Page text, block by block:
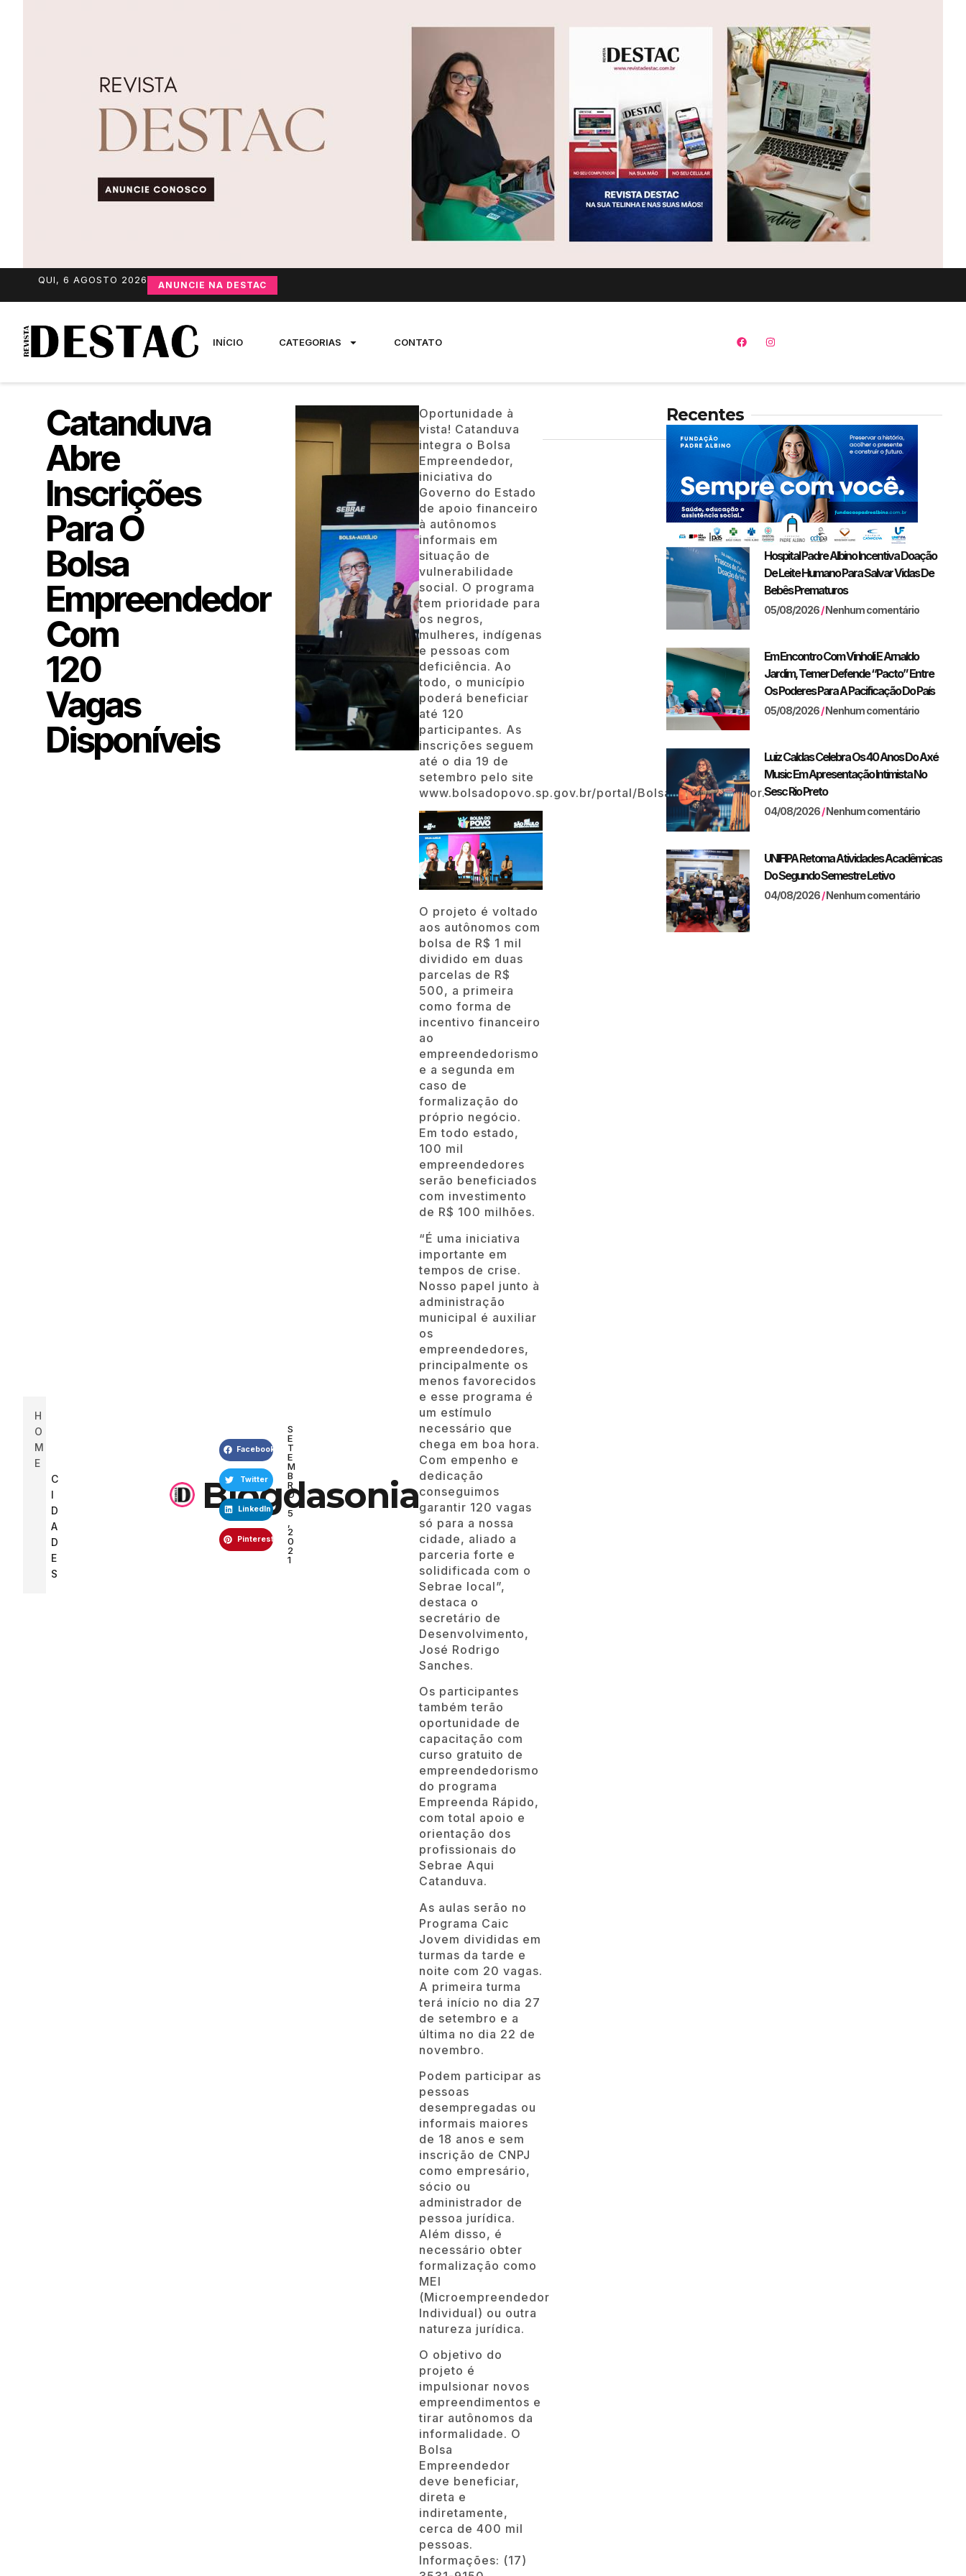
QUI, 6 AGOSTO 2026 ANUNCIE NA DESTAC
INÍCIO CATEGORIAS CONTATO
H
O
M
E
C
I
D
A
D
E
S
Catanduva
Abre
Inscrições
Para O
Bolsa
Empreendedor
Com
120
Vagas
Disponíveis
Blogdasonia
Facebook
Twitter
LinkedIn
Pinterest
S
E
T
E
M
B
R
O
1
5
2
0
2
1
Oportunidade à
vista! Catanduva
integra o Bolsa
Empreendedor,
iniciativa do
Governo do Estado
de apoio financeiro
à autônomos
informais em
situação de
vulnerabilidade
social. O programa
tem prioridade para
os negros,
mulheres, indígenas
e pessoas com
deficiência. Ao
todo, o município
poderá beneficiar
até 120
participantes. As
inscrições seguem
até o dia 19 de
setembro pelo site
www.bolsadopovo.sp.gov.br/portal/BolsaEmpreendedor.
O projeto é voltado
aos autônomos com
bolsa de R$ 1 mil
dividido em duas
parcelas de R$
500, a primeira
como forma de
incentivo financeiro
ao
empreendedorismo
e a segunda em
caso de
formalização do
próprio negócio.
Em todo estado,
100 mil
empreendedores
serão beneficiados
com investimento
de R$ 100 milhões.
“É uma iniciativa
importante em
tempos de crise.
Nosso papel junto à
administração
municipal é auxiliar
os
empreendedores,
principalmente os
menos favorecidos
e esse programa é
um estímulo
necessário que
chega em boa hora.
Com empenho e
dedicação
conseguimos
garantir 120 vagas
só para a nossa
cidade, aliado a
parceria forte e
solidificada com o
Sebrae local”,
destaca o
secretário de
Desenvolvimento,
José Rodrigo
Sanches.
Os participantes
também terão
oportunidade de
capacitação com
curso gratuito de
empreendedorismo
do programa
Empreenda Rápido,
com total apoio e
orientação dos
profissionais do
Sebrae Aqui
Catanduva.
As aulas serão no
Programa Caic
Jovem divididas em
turmas da tarde e
noite com 20 vagas.
A primeira turma
terá início no dia 27
de setembro e a
última no dia 22 de
novembro.
Podem participar as
pessoas
desempregadas ou
informais maiores
de 18 anos e sem
inscrição de CNPJ
como empresário,
sócio ou
administrador de
pessoa jurídica.
Além disso, é
necessário obter
formalização como
MEI
(Microempreendedor
Individual) ou outra
natureza jurídica.
O objetivo do
projeto é
impulsionar novos
empreendimentos e
tirar autônomos da
informalidade. O
Bolsa
Empreendedor
deve beneficiar,
direta e
indiretamente,
cerca de 400 mil
pessoas.
Informações: (17)
Recentes
Hospital Padre Albino Incentiva Doação
De Leite Humano Para Salvar Vidas De
Bebês Prematuros
05/08/2026 Nenhum comentário
Em Encontro Com Vinholi E Arnaldo
Jardim, Temer Defende “pacto” Entre
Os Poderes Para A Pacificação Do País
05/08/2026 Nenhum comentário
Luiz Caldas Celebra Os 40 Anos Do Axé
Music Em Apresentação Intimista No
Sesc Rio Preto
04/08/2026 Nenhum comentário
UNIFIPA Retoma Atividades Acadêmicas
Do Segundo Semestre Letivo
04/08/2026 Nenhum comentário